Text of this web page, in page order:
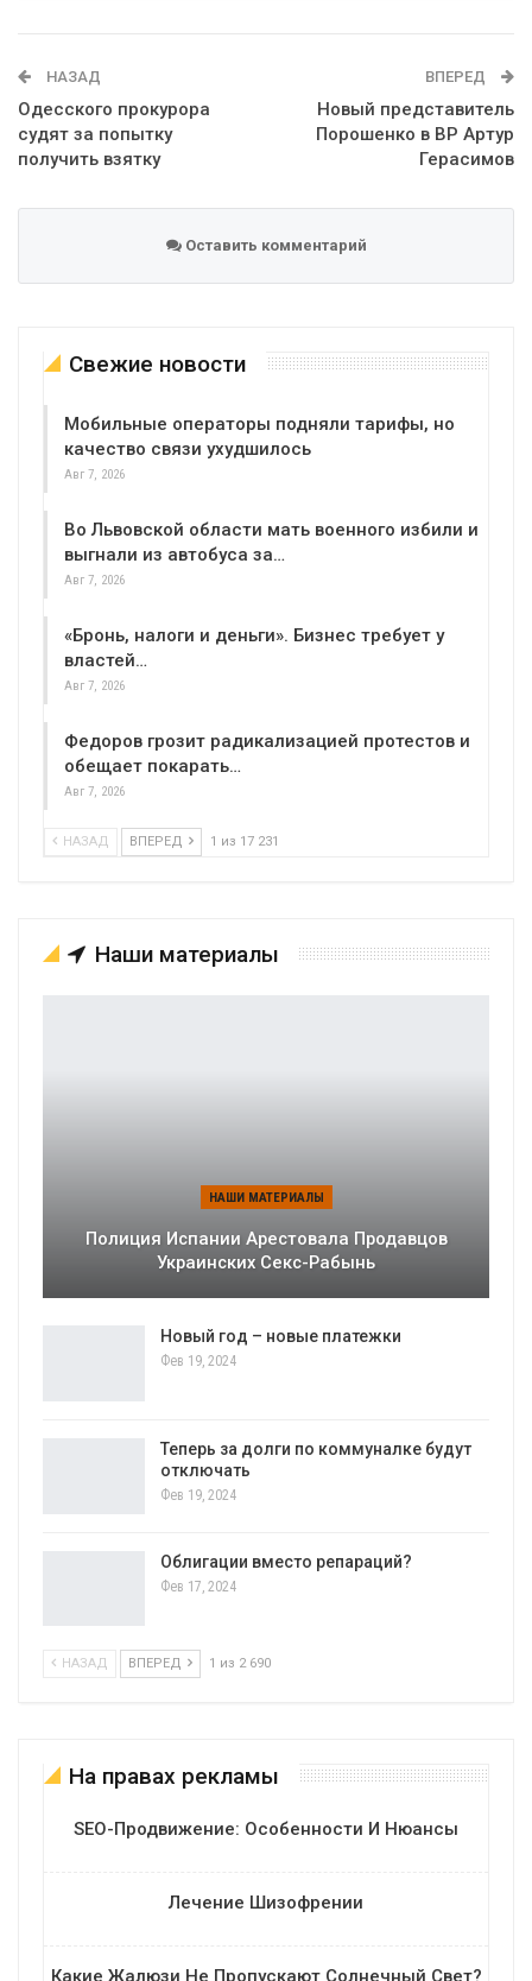
НАЗАД
Одесского прокурора
судят за попытку
получить взятку
ВПЕРЕД
Новый представитель
Порошенко в ВР Артур
Герасимов
Оставить комментарий
Свежие новости
Мобильные операторы подняли тарифы, но
качество связи ухудшилось
Авг 7, 2026
Во Львовской области мать военного избили и
выгнали из автобуса за…
Авг 7, 2026
«Бронь, налоги и деньги». Бизнес требует у
властей…
Авг 7, 2026
Федоров грозит радикализацией протестов и
обещает покарать…
Авг 7, 2026
НАЗАД ВПЕРЕД 1 из 17 231
Наши материалы
НАШИ МАТЕРИАЛЫ
Полиция Испании Арестовала Продавцов
Украинских Секс-Рабынь
Новый год – новые платежки
Фев 19, 2024
Теперь за долги по коммуналке будут
отключать
Фев 19, 2024
Облигации вместо репараций?
Фев 17, 2024
НАЗАД ВПЕРЕД 1 из 2 690
На правах рекламы
SEO-Продвижение: Особенности И Нюансы
Лечение Шизофрении
Какие Жалюзи Не Пропускают Солнечный Свет?